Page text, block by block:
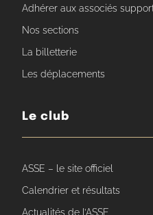
Adhérer aux associés
Nos sections
La billetterie
Les déplacements
Le club
ASSE – le site officiel
Calendrier et résultats
Actualités de l’ASSE